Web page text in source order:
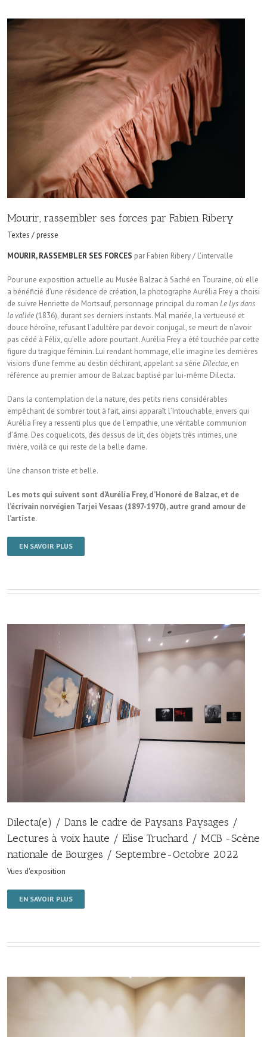
Mourir, rassembler ses forces par Fabien Ribery
Textes / presse
MOURIR, RASSEMBLER SES FORCES par Fabien Ribery / L’intervalle
Pour une exposition actuelle au Musée Balzac à Saché en Touraine, où elle
a bénéficié d’une résidence de création, la photographe Aurélia Frey a choisi
de suivre Henriette de Mortsauf, personnage principal du roman Le Lys dans
la vallée (1836), durant ses derniers instants. Mal mariée, la vertueuse et
douce héroïne, refusant l’adultère par devoir conjugal, se meurt de n’avoir
pas cédé à Félix, qu’elle adore pourtant. Aurélia Frey a été touchée par cette
figure du tragique féminin. Lui rendant hommage, elle imagine les dernières
visions d’une femme au destin déchirant, appelant sa série Dilectae, en
référence au premier amour de Balzac baptisé par lui-même Dilecta.
Dans la contemplation de la nature, des petits riens considérables
empêchant de sombrer tout à fait, ainsi apparaît l’Intouchable, envers qui
Aurélia Frey a ressenti plus que de l’empathie, une véritable communion
d’âme. Des coquelicots, des dessus de lit, des objets très intimes, une
rivière, voilà ce qui reste de la belle dame.
Une chanson triste et belle.
Les mots qui suivent sont d’Aurélia Frey, d’Honoré de Balzac, et de
l’écrivain norvégien Tarjei Vesaas (1897-1970), autre grand amour de
l’artiste.
EN SAVOIR PLUS
Dilecta(e) / Dans le cadre de Paysans Paysages /
Lectures à voix haute / Elise Truchard / MCB -Scène
nationale de Bourges / Septembre-Octobre 2022
Vues d'exposition
EN SAVOIR PLUS